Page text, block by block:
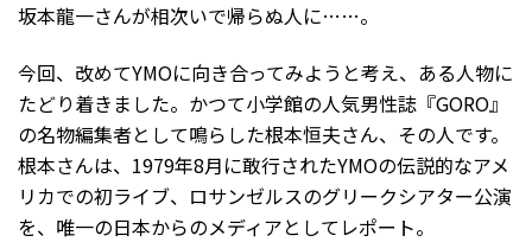
坂本龍一さんが相次いで帰らぬ人に……。
今回、改めてYMOに向き合ってみようと考え、ある人物に
たどり着きました。かつて小学館の人気男性誌『GORO』
の名物編集者として鳴らした根本恒夫さん、その人です。
根本さんは、1979年8月に敢行されたYMOの伝説的なアメ
リカでの初ライブ、ロサンゼルスのグリークシアター公演
を、唯一の日本からのメディアとしてレポート。